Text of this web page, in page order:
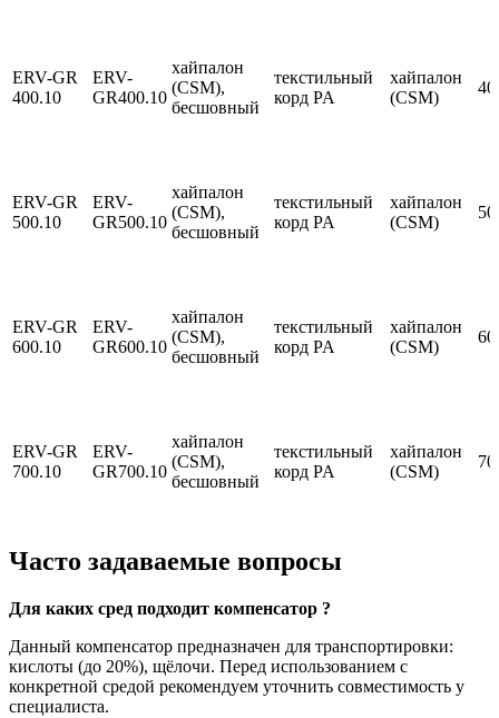
ERV-GR
400.10
ERV-
GR400.10
хайпалон
(CSM),
бесшовный
текстильный
корд PA
хайпалон
(CSM)
ERV-GR
500.10
ERV-
GR500.10
хайпалон
(CSM),
бесшовный
текстильный
корд PA
хайпалон
(CSM)
ERV-GR
600.10
ERV-
GR600.10
хайпалон
(CSM),
бесшовный
текстильный
корд PA
хайпалон
(CSM)
ERV-GR
700.10
ERV-
GR700.10
хайпалон
(CSM),
бесшовный
текстильный
корд PA
хайпалон
(CSM)
Часто задаваемые вопросы
Для каких сред подходит компенсатор ?
Данный компенсатор предназначен для транспортировки:
кислоты (до 20%), щёлочи. Перед использованием с
конкретной средой рекомендуем уточнить совместимость у
специалиста.